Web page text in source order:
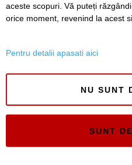
SERVICII Redactia
Timiș
aceste scopuri. Vă puteți
orice moment, revenind la acest
Pentru detalii apasati aici
NU SUNT
SUNT